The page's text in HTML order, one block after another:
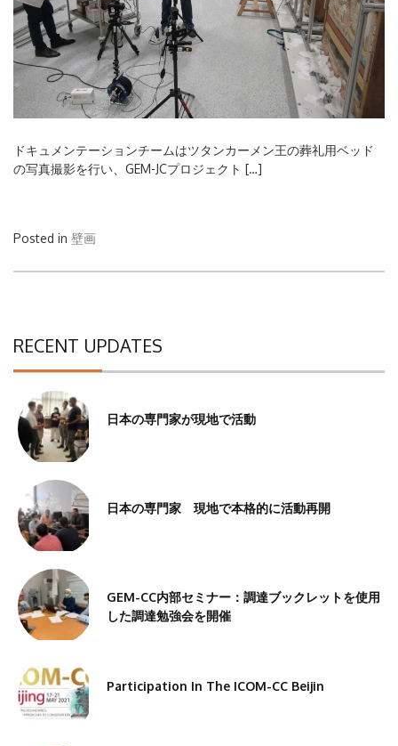
ドキュメンテーションチームはツタンカーメン王の葬礼用ベッド
の写真撮影を行い、GEM-JCプロジェクト […]
Posted in 壁画
RECENT UPDATES
日本の専門家が現地で活動
日本の専門家 現地で本格的に活動再開
GEM-CC内部セミナー：調達ブックレットを使用
した調達勉強会を開催
Participation In The ICOM-CC Beijin